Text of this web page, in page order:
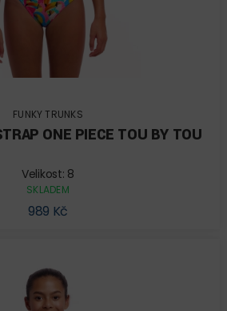
FUNKY TRUNKS
ONE PIECE TOU BY TOU
Velikost: 8
SKLADEM
989 Kč